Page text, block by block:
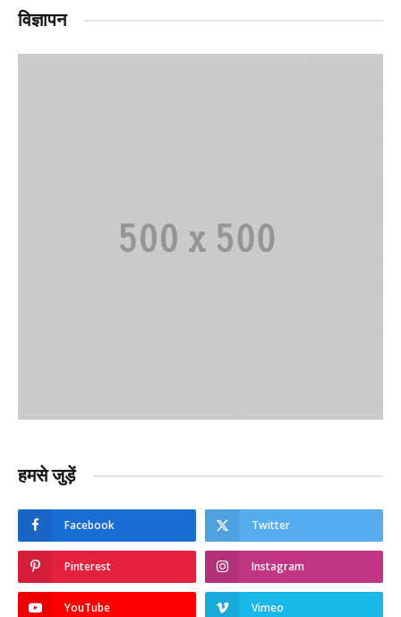
विज्ञापन
हमसे जुड़ें
Facebook Twitter
Pinterest Instagram
YouTube Vimeo